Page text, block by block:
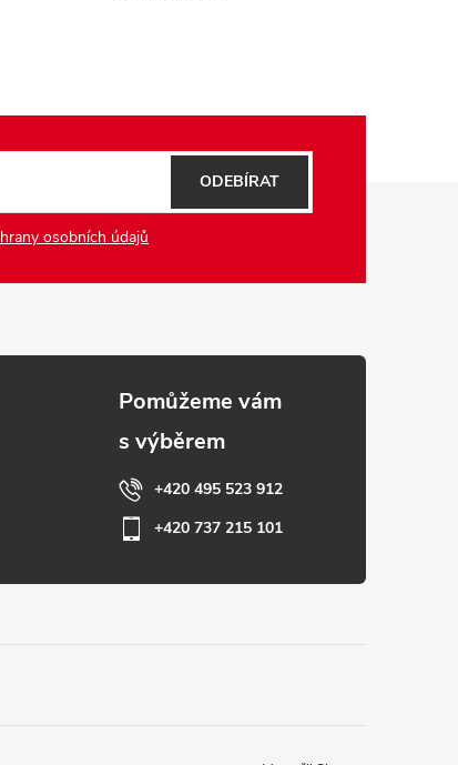
osobních údajů
ODEBÍRAT
+420 495 523 912
+420 737 215 101